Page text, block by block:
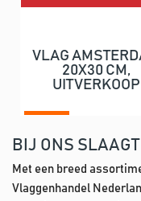
VLAG
20X30 CM,
UITVERKOOP
BIJ ONS
Met een breed
Vlaggenhandel